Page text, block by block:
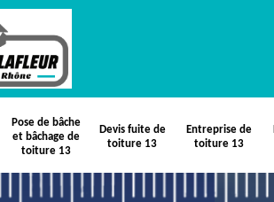
Pose de bâche
et bâchage de
toiture 13
Devis fuite de
toiture 13
Entreprise de
toiture 13